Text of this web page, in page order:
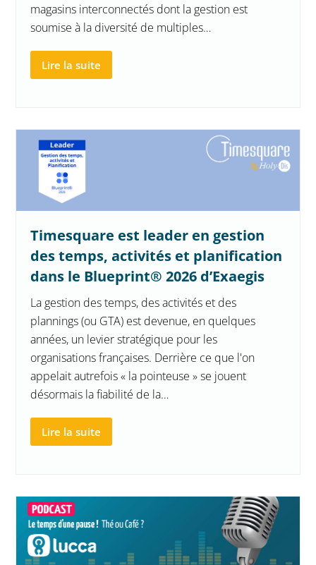
magasins interconnectés dont la gestion est
soumise à la diversité de multiples…
Lire la suite
Timesquare est leader en gestion
des temps, activités et planification
dans le Blueprint® 2026 d’Exaegis
La gestion des temps, des activités et des
plannings (ou GTA) est devenue, en quelques
années, un levier stratégique pour les
organisations françaises. Derrière ce que l'on
appelait autrefois « la pointeuse » se jouent
désormais la fiabilité de la…
Lire la suite